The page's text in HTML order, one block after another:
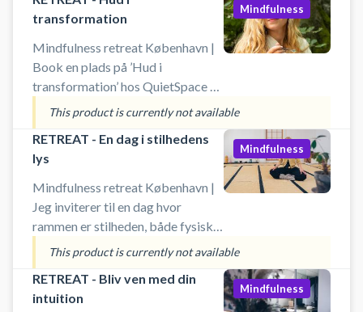
transformation
Mindfulness retreat København |
Book en plads på ’Hud i
transformation’ hos QuietSpace på
Højbro Plads i København. Et
sanseligt og jordnært retreat for
kvinder 40+, der ønsker at forstå
og pleje huden i og efter
overgangsalderen. Gennem viden,
ritualer og naturlig hudpleje
arbejder vi med indre balance og
ydre glød – i en kærlig atmosfære,
der forbinder skønhed med
velvære.
Mindfulness
This product is currently not available
RETREAT - En dag i stilhedens
lys
Mindfulness retreat København |
Jeg inviterer til en dag hvor
rammen er stilheden, både fysisk
og energetisk. Når vi bevidst
tilvælger en kollektiv stilhed,
opstår der en energetisk stilhed,
som tillader et indre rum for en
Mindfulness
This product is currently not available
RETREAT - Bliv ven med din
intuition
Mindfulness